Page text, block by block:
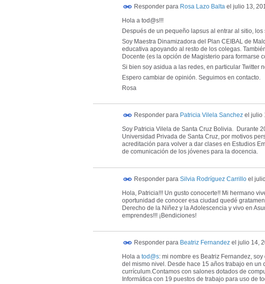
Responder para Rosa Lazo Balta el julio 13,
Hola a tod@s!!!
Después de un pequeño lapsus al entrar al sitio, los
Soy Maestra Dinamizadora del Plan CEIBAL de
educativa apoyando al resto de los colegas.
Docente (es la opción de Magisterio para formarse
Si bien soy asidua a las redes, en particular Twitter
Espero cambiar de opinión. Seguimos en contacto.
Rosa
Responder para Patricia Vilela Sanchez el julio
Soy Patricia Vilela de Santa Cruz Bolivia. Durante
Universidad Privada de Santa Cruz, por motivos
acreditación para volver a dar clases en Estudios
de comunicación de los jóvenes para la docencia.
Responder para Silvia Rodríguez Carrillo el
Hola, Patricia!!! Un gusto conocerte!! Mi hermano
oportunidad de conocer esa ciudad quedé
Derecho de la Niñez y la Adolescencia y vivo en
emprendes!!! ¡Bendiciones!
Responder para Beatriz Fernandez el julio 14,
Hola a tod@s: mi nombre es Beatriz Fernandez,
del mismo nivel. Desde hace 15 años trabajo en
currículum.Contamos con salones dotados de
Informática con 19 puestos de trabajo para uso de